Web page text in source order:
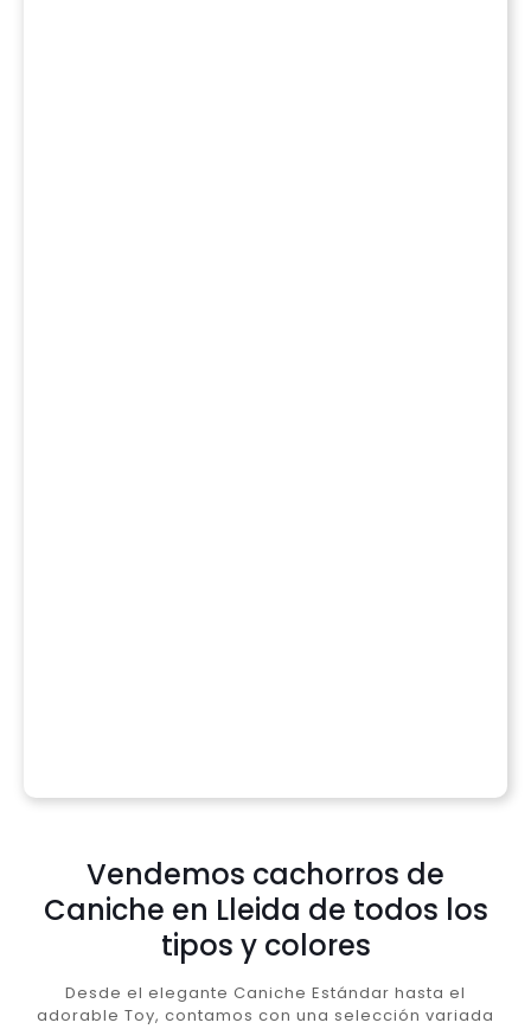
Vendemos cachorros de
Caniche en Lleida de todos los
tipos y colores
Desde el elegante Caniche Estándar hasta el
adorable Toy, contamos con una selección variada